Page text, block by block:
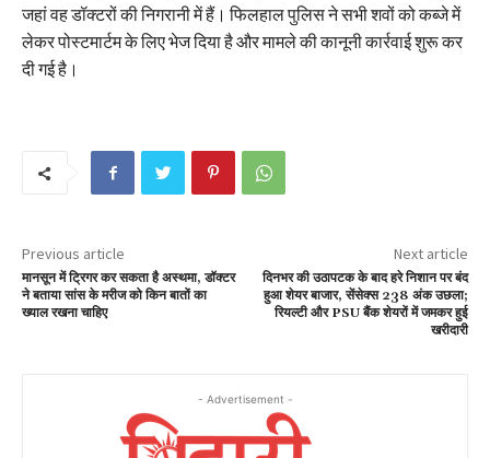
जहां वह डॉक्टरों की निगरानी में हैं। फिलहाल पुलिस ने सभी शवों को कब्जे में
लेकर पोस्टमार्टम के लिए भेज दिया है और मामले की कानूनी कार्रवाई शुरू कर
दी गई है।
Previous article
मानसून में ट्रिगर कर सकता है अस्थमा, डॉक्टर
ने बताया सांस के मरीज को किन बातों का
ख्याल रखना चाहिए
Next article
दिनभर की उठापटक के बाद हरे निशान पर बंद
हुआ शेयर बाजार, सेंसेक्स 238 अंक उछला;
रियल्टी और PSU बैंक शेयरों में जमकर हुई
खरीदारी
- Advertisement -